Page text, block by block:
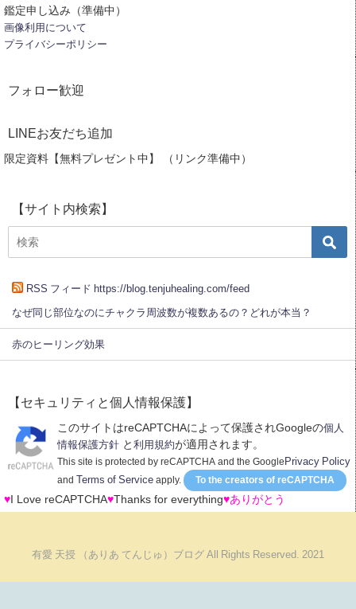
鑑定申し込み（準備中）
画像利用について
プライバシーポリシー
フォロー歓迎
LINEお友だち追加
限定資料【無料プレゼント中】 （リンク準備中）
【サイト内検索】
RSS フィード https://blog.tenjuhealing.com/feed
なぜ同じ部位なのにチャクラ周波数が複数あるの？どれが本当？
赤のヒーリング効果
【セキュリティと個人情報保護】
このサイトはreCAPTCHAによって保護されGoogleの個人
情報保護方針 と 利用規約が適用されます。
This site is protected by reCAPTCHA and the Google Privacy Policy
and Terms of Service apply. To the creators of reCAPTCHA
♥I Love reCAPTCHA♥Thanks for everything♥ありがとう
有愛 天授 （ありあ てんじゅ）ブログ All Rights Reserved. 2021